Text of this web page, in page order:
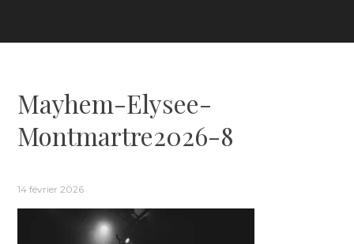
Mayhem-Elysee-
Montmartre2026-8
14 février 2026